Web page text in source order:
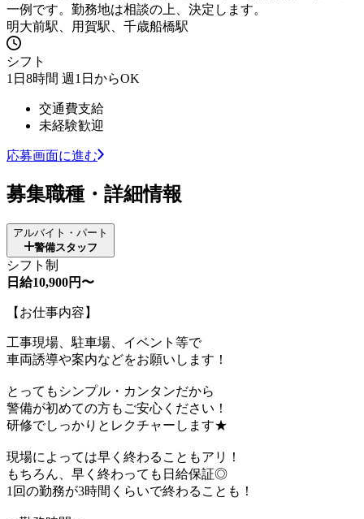
一例です。勤務地は相談の上、決定します。
明大前駅、用賀駅、千歳船橋駅
シフト
1日8時間 週1日からOK
交通費支給
未経験歓迎
応募画面に進む
募集職種・詳細情報
アルバイト・パート
警備スタッフ
シフト制
日給10,900円〜
【お仕事内容】
工事現場、駐車場、イベント等で
車両誘導や案内などをお願いします！
とってもシンプル・カンタンだから
警備が初めての方もご安心ください！
研修でしっかりとレクチャーします★
現場によっては早く終わることもアリ！
もちろん、早く終わっても日給保証◎
1回の勤務が3時間くらいで終わることも！